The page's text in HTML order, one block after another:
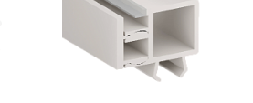
назначения
профиль NEW!